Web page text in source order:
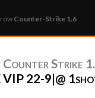
Counter-Strike 1.6
Counter Strike
22-9|@